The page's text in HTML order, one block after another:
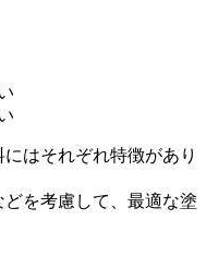
はそれぞれ特徴があり
を考慮して、最適な塗